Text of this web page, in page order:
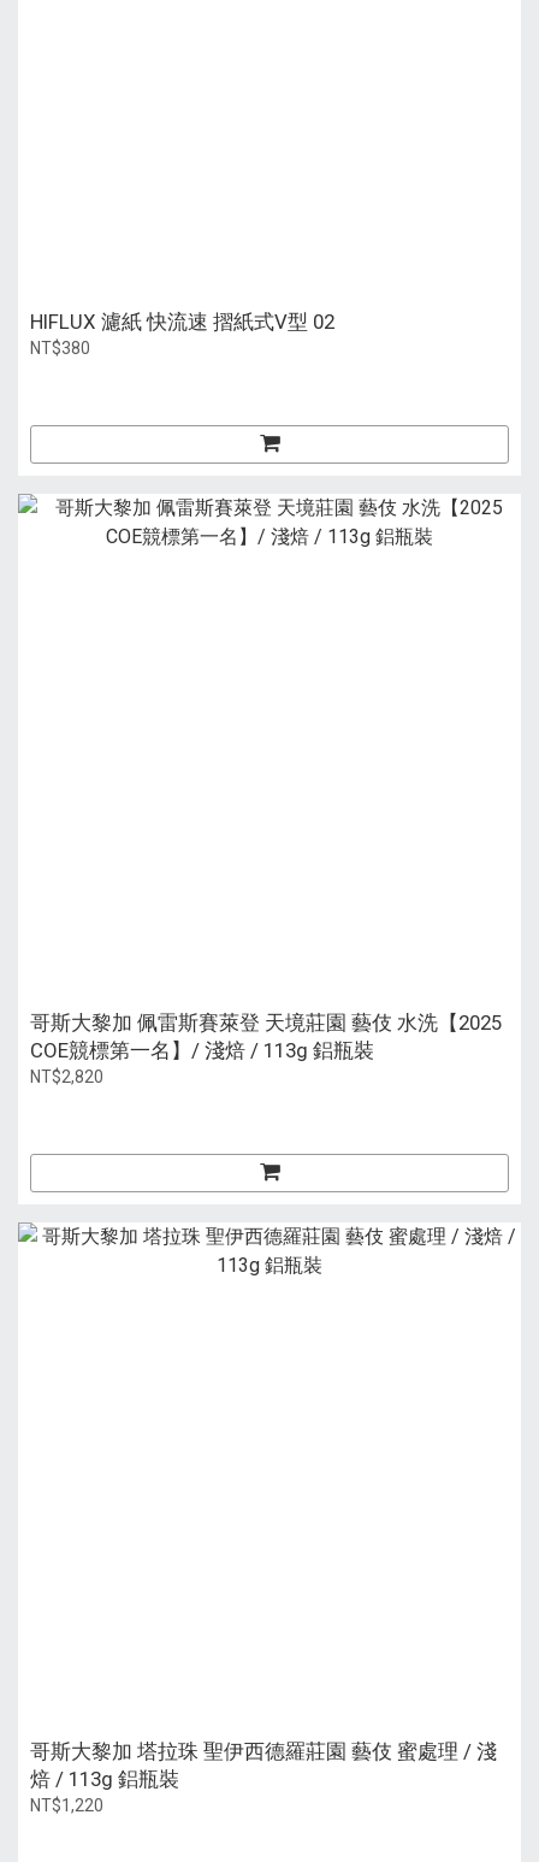
HIFLUX 濾紙 快流速 摺紙式V型 02
NT$380
哥斯大黎加 佩雷斯賽萊登 天境莊園 藝伎 水洗【2025
COE競標第一名】/ 淺焙 / 113g 鋁瓶裝
NT$2,820
哥斯大黎加 塔拉珠 聖伊西德羅莊園 藝伎 蜜處理 / 淺
焙 / 113g 鋁瓶裝
NT$1,220